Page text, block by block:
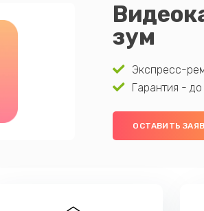
зум
Экспресс-
Гарантия - до
ОСТАВИТЬ